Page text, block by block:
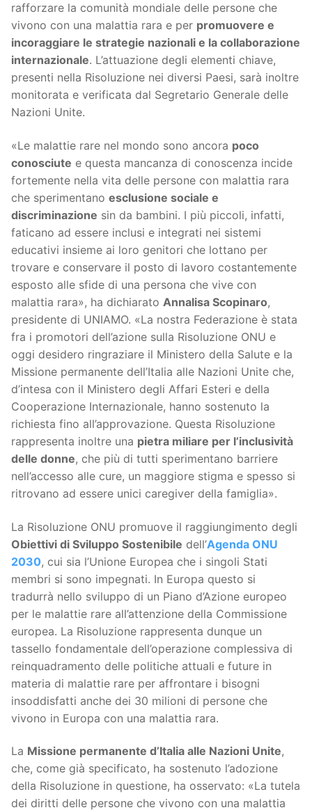
rafforzare la comunità mondiale delle persone che
vivono con una malattia rara e per promuovere e
incoraggiare le strategie nazionali e la collaborazione
internazionale. L’attuazione degli elementi chiave,
presenti nella Risoluzione nei diversi Paesi, sarà inoltre
monitorata e verificata dal Segretario Generale delle
Nazioni Unite.
«Le malattie rare nel mondo sono ancora poco
conosciute e questa mancanza di conoscenza incide
fortemente nella vita delle persone con malattia rara
che sperimentano esclusione sociale e
discriminazione sin da bambini. I più piccoli, infatti,
faticano ad essere inclusi e integrati nei sistemi
educativi insieme ai loro genitori che lottano per
trovare e conservare il posto di lavoro costantemente
esposto alle sfide di una persona che vive con
malattia rara», ha dichiarato Annalisa Scopinaro,
presidente di UNIAMO. «La nostra Federazione è stata
fra i promotori dell’azione sulla Risoluzione ONU e
oggi desidero ringraziare il Ministero della Salute e la
Missione permanente dell’Italia alle Nazioni Unite che,
d’intesa con il Ministero degli Affari Esteri e della
Cooperazione Internazionale, hanno sostenuto la
richiesta fino all’approvazione. Questa Risoluzione
rappresenta inoltre una pietra miliare per l’inclusività
delle donne, che più di tutti sperimentano barriere
nell’accesso alle cure, un maggiore stigma e spesso si
ritrovano ad essere unici caregiver della famiglia».
La Risoluzione ONU promuove il raggiungimento degli
Obiettivi di Sviluppo Sostenibile dell’Agenda ONU
2030, cui sia l’Unione Europea che i singoli Stati
membri si sono impegnati. In Europa questo si
tradurrà nello sviluppo di un Piano d’Azione europeo
per le malattie rare all’attenzione della Commissione
europea. La Risoluzione rappresenta dunque un
tassello fondamentale dell’operazione complessiva di
reinquadramento delle politiche attuali e future in
materia di malattie rare per affrontare i bisogni
insoddisfatti anche dei 30 milioni di persone che
vivono in Europa con una malattia rara.
La Missione permanente d’Italia alle Nazioni Unite,
che, come già specificato, ha sostenuto l’adozione
della Risoluzione in questione, ha osservato: «La tutela
dei diritti delle persone che vivono con una malattia